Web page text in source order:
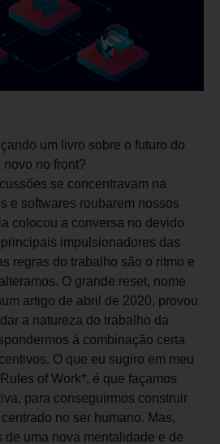
um livro sobre o futuro do
no front?
se concentravam na
e softwares roubarem nossos
colocou a conversa no devido
impulsionadores das
regras do trabalho são o ritmo e
O grande reset, nome
artigo de abril de 2020, provou
a natureza do trabalho da
à combinação certa
O que eu sugiro em meu
of Work*, é que façamos
para conseguirmos construir
no ser humano. Mas,
de uma nova mentalidade e de